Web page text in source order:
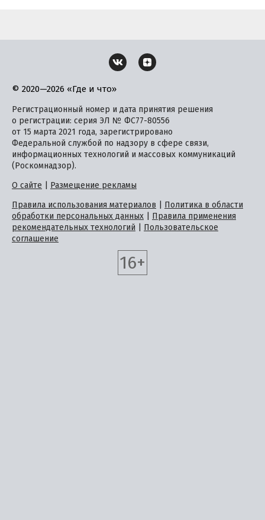
© 2020—2026 «Где и что»
Регистрационный номер и дата принятия решения
о регистрации: серия ЭЛ № ФС77-80556
от 15 марта 2021 года, зарегистрировано
Федеральной службой по надзору в сфере связи,
информационных технологий и массовых коммуникаций
(Роскомнадзор).
О сайте
Размещение рекламы
Правила использования материалов
Политика в области
обработки персональных данных
Правила применения
рекомендательных технологий
Пользовательское
соглашение
16+